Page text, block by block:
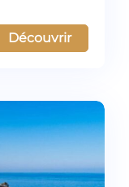
Découvrir